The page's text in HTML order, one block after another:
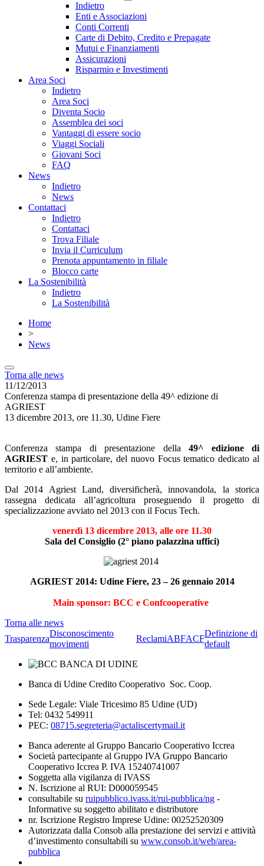
Indietro
Enti e Associazioni
Conti Correnti
Carte di Debito, Credito e Prepagate
Mutui e Finanziamenti
Assicurazioni
Risparmio e Investimenti
Area Soci
Indietro
Area Soci
Diventa Socio
Assemblea dei soci
Vantaggi di essere socio
Viaggi Sociali
Giovani Soci
FAQ
News
Indietro
News
Contattaci
Indietro
Contattaci
Trova Filiale
Invia il Curriculum
Prenota appuntamento in filiale
Blocco carte
La Sostenibilità
Indietro
La Sostenibilità
Home
>
News
Torna alle news
11/12/2013
Conferenza stampa di presentazione della 49^ edizione di
AGRIEST
13 dicembre 2013, ore 11.30, Udine Fiere
Conferenza stampa di presentazione della49^ edizione di
AGRIEST e, in particolare, del nuovo Focus tematico dedicato al
territorio e all’ambiente.
Dal 2014 Agriest Land, diversificherà, innovandola, la storica
rassegna dedicata all’agricoltura proseguendo il progetto di
specializzazione avviato nel 2013 con il Focus Tech.
venerdì 13 dicembre 2013, alle ore 11.30
Sala del Consiglio (2° piano palazzina uffici)
AGRIEST 2014: Udine Fiere, 23 – 26 gennaio 2014
Main sponsor: BCC e Confcooperative
Torna alle news
Trasparenza
Disconoscimento
movimenti
ReclamiABFACF
Definizione di
default
Banca di Udine Credito Cooperativo Soc. Coop.
Sede Legale: Viale Tricesimo 85 Udine (UD)
Tel: 0432 549911
PEC: 08715.segreteria@actaliscertymail.it
Banca aderente al Gruppo Bancario Cooperativo Iccrea
Società partecipante al Gruppo IVA Gruppo Bancario
Cooperativo Iccrea P. IVA 15240741007
Soggetta alla vigilanza di IVASS
N. Iscrizione al RUI: D000059545
consultabile su ruipubblico.ivass.it/rui-pubblica/ng -
Informative su soggetto abilitato e distributore
nr. Iscrizione Registro Imprese Udine: 00252520309
Autorizzata dalla Consob alla prestazione dei servizi e attività
d’investimento consultabili su www.consob.it/web/area-
pubblica